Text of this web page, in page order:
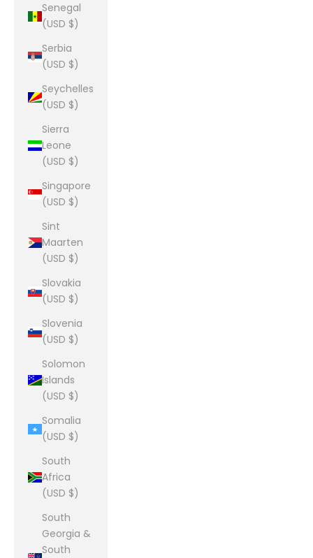
Senegal
(USD $)
Serbia
(USD $)
Seychelles
(USD $)
Sierra
Leone
(USD $)
Singapore
(USD $)
Sint
Maarten
(USD $)
Slovakia
(USD $)
Slovenia
(USD $)
Solomon
Islands
(USD $)
Somalia
(USD $)
South
Africa
(USD $)
South
Georgia &
South